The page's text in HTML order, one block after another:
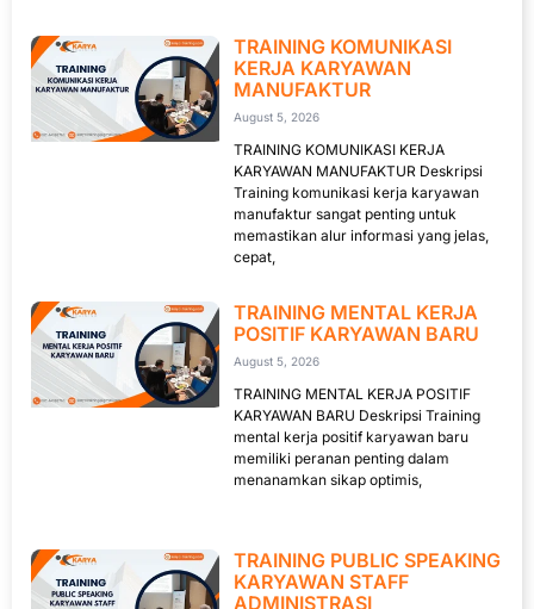
TRAINING KOMUNIKASI
KERJA KARYAWAN
MANUFAKTUR
August 5, 2026
TRAINING KOMUNIKASI KERJA
KARYAWAN MANUFAKTUR Deskripsi
Training komunikasi kerja karyawan
manufaktur sangat penting untuk
memastikan alur informasi yang jelas,
cepat,
TRAINING MENTAL KERJA
POSITIF KARYAWAN BARU
August 5, 2026
TRAINING MENTAL KERJA POSITIF
KARYAWAN BARU Deskripsi Training
mental kerja positif karyawan baru
memiliki peranan penting dalam
menanamkan sikap optimis,
TRAINING PUBLIC SPEAKING
KARYAWAN STAFF
ADMINISTRASI